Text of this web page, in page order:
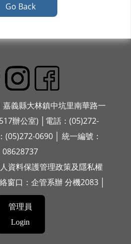
Go Back
義縣大林鎮中坑里南華路一
辦公室) │電話：(05)272-
(05)272-0690 │ 統一編號：
08628737
資料保護管理政策及隱私權
窗口：企管系辦 分機2083 │
管理員
Login